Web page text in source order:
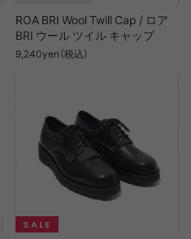
ROA BRI Wool Twill Cap / ロア
BRI ウール ツイル キャップ
9,240yen（税込）